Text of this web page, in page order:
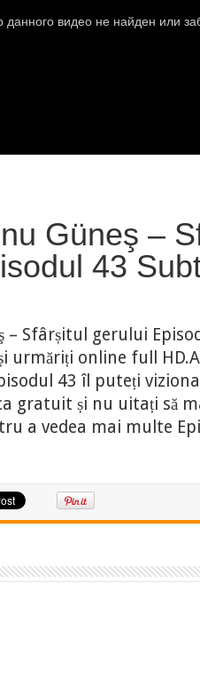
Güneş –
43
– Sfârșitul gerului
online full
43 îl puteți
gratuit și nu uitați să
a vedea mai multe